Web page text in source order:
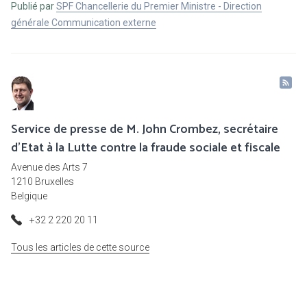
Publié parSPF Chancellerie du Premier Ministre - Direction
générale Communication externe
Service de presse de M. John Crombez, secrétaire
d'Etat à la Lutte contre la fraude sociale et fiscale
Avenue des Arts 7
1210 Bruxelles
Belgique
+32 2 220 20 11
Tous les articles de cette source